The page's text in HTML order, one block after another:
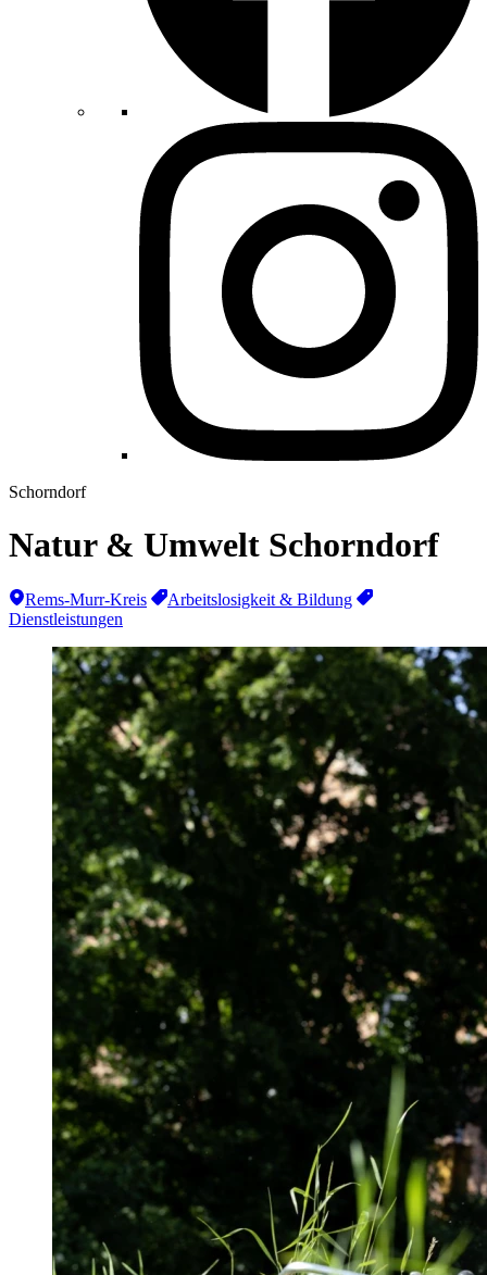
Schorndorf
Natur & Umwelt Schorndorf
Rems-Murr-Kreis
Arbeitslosigkeit & Bildung
Dienstleistungen